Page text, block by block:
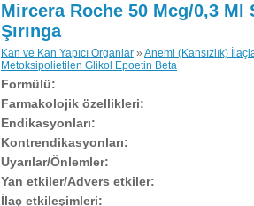
Mircera Roche 50 Mcg/0,3 Ml
Şırınga
Kan ve Kan Yapıcı Organlar » Anemi (Kansızlık)
Metoksipolietilen Glikol Epoetin Beta
Formülü:
Farmakolojik özellikleri:
Endikasyonları:
Kontrendikasyonları:
Uyarılar/Önlemler:
Yan etkiler/Advers etkiler:
İlaç etkileşimleri: